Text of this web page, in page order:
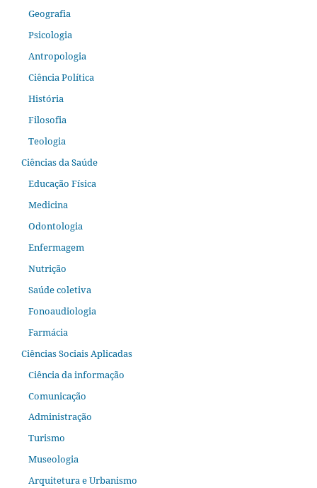
Geografia
Psicologia
Antropologia
Ciência Política
História
Filosofia
Teologia
Ciências da Saúde
Educação Física
Medicina
Odontologia
Enfermagem
Nutrição
Saúde coletiva
Fonoaudiologia
Farmácia
Ciências Sociais Aplicadas
Ciência da informação
Comunicação
Administração
Turismo
Museologia
Arquitetura e Urbanismo